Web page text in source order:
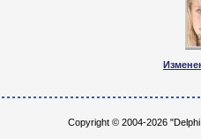
Copyright © 2004-2026